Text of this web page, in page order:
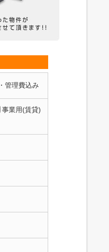
管理費込み
事業用(賃貸)